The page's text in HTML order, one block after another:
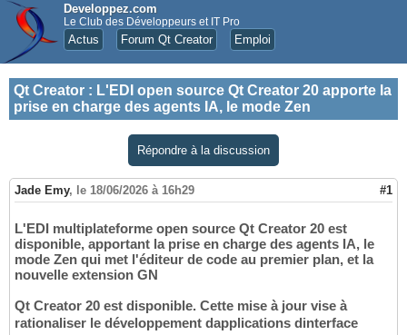
Developpez.com
Le Club des Développeurs et IT Pro
Actus Forum Qt Creator Emploi
Qt Creator : L'EDI open source Qt Creator 20 apporte la
prise en charge des agents IA, le mode Zen
Répondre à la discussion
Jade Emy, le 18/06/2026 à 16h29 #1
L'EDI multiplateforme open source Qt Creator 20 est
disponible, apportant la prise en charge des agents IA, le
mode Zen qui met l'éditeur de code au premier plan, et la
nouvelle extension GN
Qt Creator 20 est disponible. Cette mise à jour vise à
rationaliser le développement dapplications dinterface